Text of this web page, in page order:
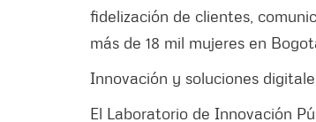
fidelización de clientes,
más de 18 mil mujeres en
Innovación y soluciones
El Laboratorio de Innovación